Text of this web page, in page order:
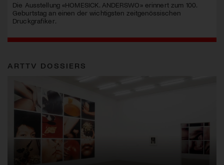
Die Ausstellung «HOMESICK. ANDERSWO» erinnert zum 100.
Geburtstag an einen der wichtigsten zeitgenössischen
Druckgrafiker.
ARTTV DOSSIERS